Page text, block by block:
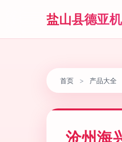
盐山县德亚
首页 > 产品大全
沧州海